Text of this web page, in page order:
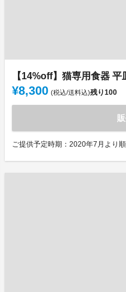
【14%off】猫専用食器 平
¥8,300 (税込/送料込)残り100
ご提供予定時期：2020年7月より